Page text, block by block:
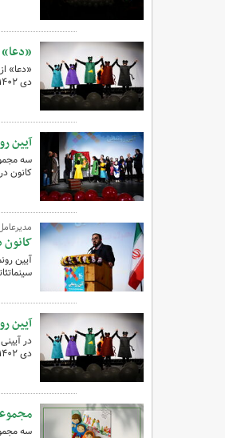
دی ۱۴۰۲ در آیینی رونمایی شد.
آیین
سه
کانون
آیین
آیین
دی ۱۴۰۲ در سالن سینما تئاتر کانون پرورش فکری کودکان و نوجوانان رونمایی شد.
سه